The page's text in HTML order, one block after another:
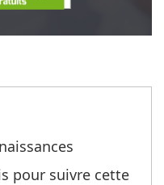
pour suivre cette